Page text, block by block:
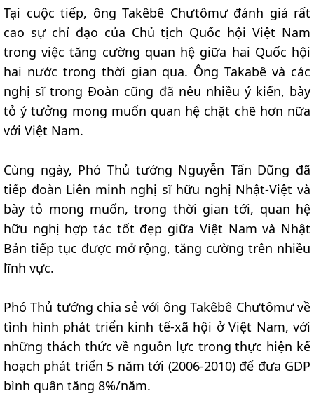
Tại cuộc tiếp, ông Takêbê Chưtômư đánh giá rất
cao sự chỉ đạo của Chủ tịch Quốc hội Việt Nam
trong việc tăng cường quan hệ giữa hai Quốc hội
hai nước trong thời gian qua. Ông Takabê và các
nghị sĩ trong Đoàn cũng đã nêu nhiều ý kiến, bày
tỏ ý tưởng mong muốn quan hệ chặt chẽ hơn nữa
với Việt Nam.
Cùng ngày, Phó Thủ tướng Nguyễn Tấn Dũng đã
tiếp đoàn Liên minh nghị sĩ hữu nghị Nhật-Việt và
bày tỏ mong muốn, trong thời gian tới, quan hệ
hữu nghị hợp tác tốt đẹp giữa Việt Nam và Nhật
Bản tiếp tục được mở rộng, tăng cường trên nhiều
lĩnh vực.
Phó Thủ tướng chia sẻ với ông Takêbê Chưtômư về
tình hình phát triển kinh tế-xã hội ở Việt Nam, với
những thách thức về nguồn lực trong thực hiện kế
hoạch phát triển 5 năm tới (2006-2010) để đưa GDP
bình quân tăng 8%/năm.